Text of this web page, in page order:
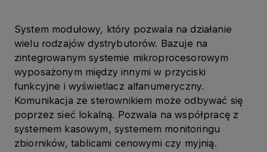
System modułowy, który pozwala na działanie
wielu rodzajów dystrybutorów. Bazuje na
zintegrowanym systemie mikroprocesorowym
wyposażonym między innymi w przyciski
funkcyjne i wyświetlacz alfanumeryczny.
Komunikacja ze sterownikiem może odbywać się
poprzez sieć lokalną. Pozwala na współpracę z
systemem kasowym, systemem monitoringu
zbiorników, tablicami cenowymi czy myjnią.